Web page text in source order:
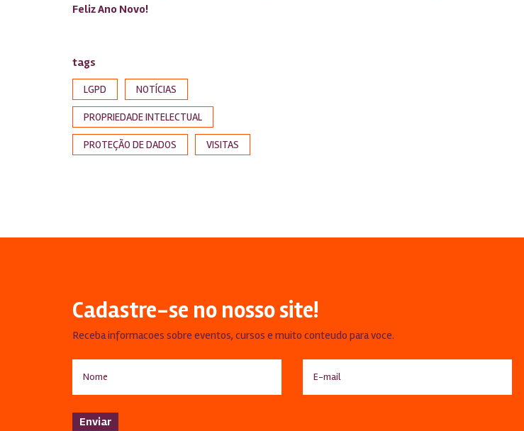
Feliz Ano Novo!
tags
LGPD NOTÍCIAS
PROPRIEDADE INTELECTUAL
PROTEÇÃO DE DADOS VISITAS
Cadastre-se no nosso site!
Receba informacoes sobre eventos, cursos e muito conteudo para voce.